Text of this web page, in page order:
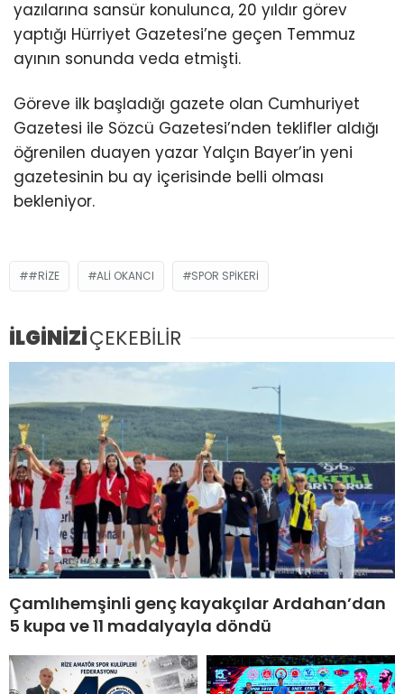
yazılarına sansür konulunca, 20 yıldır görev
yaptığı Hürriyet Gazetesi’ne geçen Temmuz
ayının sonunda veda etmişti.
Göreve ilk başladığı gazete olan Cumhuriyet
Gazetesi ile Sözcü Gazetesi’nden teklifler aldığı
öğrenilen duayen yazar Yalçın Bayer’in yeni
gazetesinin bu ay içerisinde belli olması
bekleniyor.
#RIZE ALİ OKANCI SPOR SPIKERI
İLGİNİZİÇEKEBİLİR
Çamlıhemşinli genç kayakçılar Ardahan’dan
5 kupa ve 11 madalyayla döndü